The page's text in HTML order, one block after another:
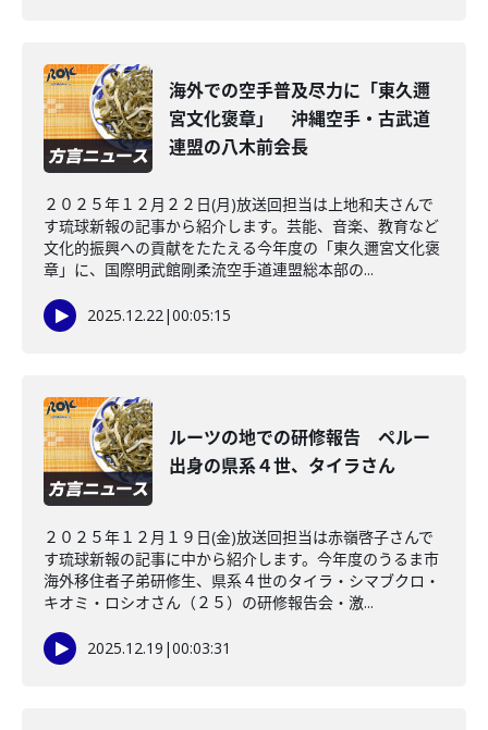
海外での空手普及尽力に「東久邇
宮文化褒章」 沖縄空手・古武道
連盟の八木前会長
２０２５年１２月２２日(月)放送回担当は上地和夫さんで
す琉球新報の記事から紹介します。芸能、音楽、教育など
文化的振興への貢献をたたえる今年度の「東久邇宮文化褒
章」に、国際明武館剛柔流空手道連盟総本部の...
2025.12.22|00:05:15
ルーツの地での研修報告 ペルー
出身の県系４世、タイラさん
２０２５年１２月１９日(金)放送回担当は赤嶺啓子さんで
す琉球新報の記事に中から紹介します。今年度のうるま市
海外移住者子弟研修生、県系４世のタイラ・シマブクロ・
キオミ・ロシオさん（２５）の研修報告会・激...
2025.12.19 |00:03:31